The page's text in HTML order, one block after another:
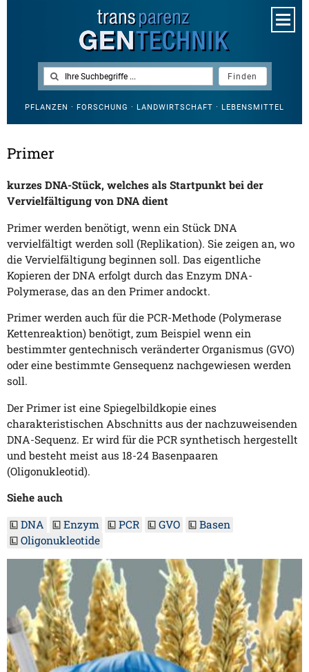
PFLANZEN · FORSCHUNG · LANDWIRTSCHAFT · LEBENSMITTEL
Primer
kurzes DNA-Stück, welches als Startpunkt bei der
Vervielfältigung von DNA dient
Primer werden benötigt, wenn ein Stück DNA
vervielfältigt werden soll (Replikation). Sie zeigen an, wo
die Vervielfältigung beginnen soll. Das eigentliche
Kopieren der DNA erfolgt durch das Enzym DNA-
Polymerase, das an den Primer andockt.
Primer werden auch für die PCR-Methode (Polymerase
Kettenreaktion) benötigt, zum Beispiel wenn ein
bestimmter gentechnisch veränderter Organismus (GVO)
oder eine bestimmte Gensequenz nachgewiesen werden
soll.
Der Primer ist eine Spiegelbildkopie eines
charakteristischen Abschnitts aus der nachzuweisenden
DNA-Sequenz. Er wird für die PCR synthetisch hergestellt
und besteht meist aus 18-24 Basenpaaren
(Oligonukleotid).
Siehe auch
DNA
Enzym PCR GVO
Basen
Oligonukleotide